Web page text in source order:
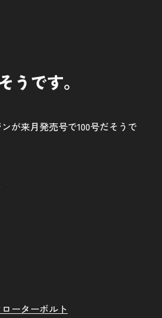
うです。
が来月発売号で100号だそうで
ーターボルト